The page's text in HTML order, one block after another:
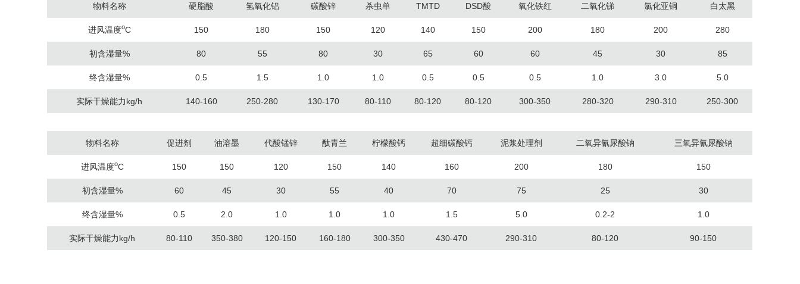
物料名称 硬脂酸 氢氧化铝 碳酸锌 杀虫单 TMTD DSD酸 氧化铁红 二氧化锑 氯化亚铜 白太黑
进风温度oC 150 180 150 120 140 150 200 180 200 280
初含湿量% 80 55 80 30 65 60 60 45 30 85
终含湿量% 0.5 1.5 1.0 1.0 0.5 0.5 0.5 1.0 3.0 5.0
实际干燥能力kg/h 140-160 250-280 130-170 80-110 80-120 80-120 300-350 280-320 290-310 250-300
物料名称 促进剂 油溶墨 代酸锰锌 酞青兰 柠檬酸钙 超细碳酸钙 泥浆处理剂 二氧异氰尿酸钠 三氧异氰尿酸钠
进风温度oC 150 150 120 150 140 160 200 180 150
初含湿量% 60 45 30 55 40 70 75 25 30
终含湿量% 0.5 2.0 1.0 1.0 1.0 1.5 5.0 0.2-2 1.0
实际干燥能力kg/h 80-110 350-380 120-150 160-180 300-350 430-470 290-310 80-120 90-150